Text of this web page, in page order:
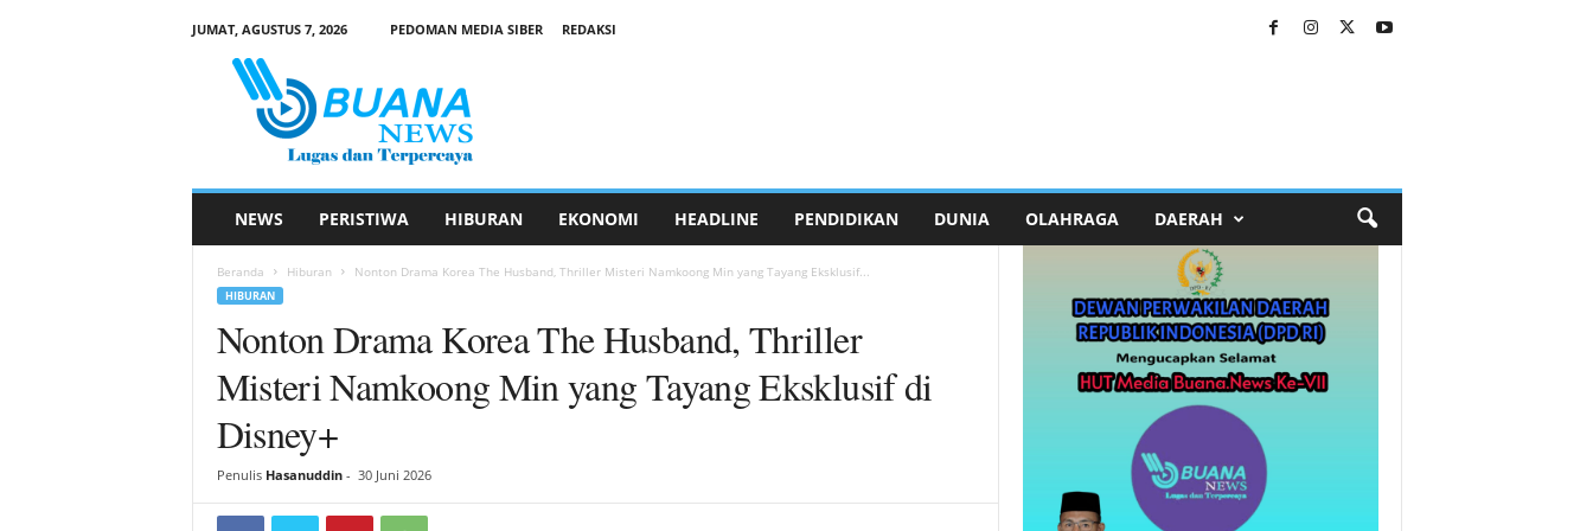
JUMAT, AGUSTUS 7, 2026 PEDOMAN MEDIA SIBER
REDAKSI
NEWS PERISTIWA HIBURAN EKONOMI HEADLINE PENDIDIKAN DUNIA OLAHRAGA DAERAH
Beranda Hiburan Nonton Drama Korea The Husband, Thriller Misteri Namkoong Min yang Tayang Eksklusif...
HIBURAN
Nonton Drama Korea The Husband, Thriller
Misteri Namkoong Min yang Tayang Eksklusif di
Disney+
Penulis Hasanuddin- 30 Juni 2026